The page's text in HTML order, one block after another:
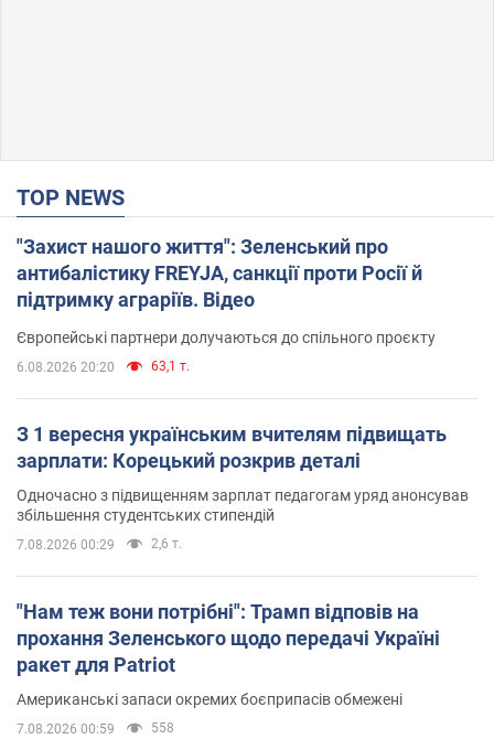
TOP NEWS
"Захист нашого життя": Зеленський про
антибалістику FREYJA, санкції проти Росії й
підтримку аграріїв. Відео
Європейські партнери долучаються до спільного проєкту
6.08.2026 20:20 63,1 т.
З 1 вересня українським вчителям підвищать
зарплати: Корецький розкрив деталі
Одночасно з підвищенням зарплат педагогам уряд анонсував
збільшення студентських стипендій
7.08.2026 00:29 2,6 т.
"Нам теж вони потрібні": Трамп відповів на
прохання Зеленського щодо передачі Україні
ракет для Patriot
Американські запаси окремих боєприпасів обмежені
7.08.2026 00:59 558